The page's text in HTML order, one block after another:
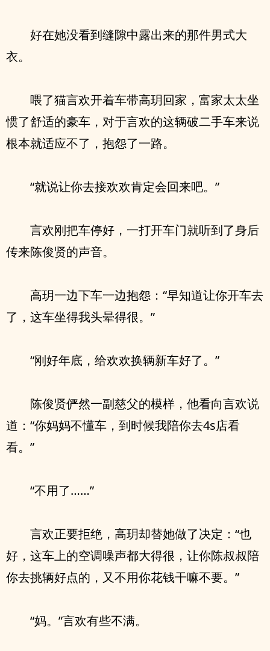
好在她没看到缝隙中露出来的那件男式大
衣。
喂了猫言欢开着车带高玥回家，富家太太坐
惯了舒适的豪车，对于言欢的这辆破二手车来说
根本就适应不了，抱怨了一路。
“就说让你去接欢欢肯定会回来吧。”
言欢刚把车停好，一打开车门就听到了身后
传来陈俊贤的声音。
高玥一边下车一边抱怨：“早知道让你开车去
了，这车坐得我头晕得很。”
“刚好年底，给欢欢换辆新车好了。”
陈俊贤俨然一副慈父的模样，他看向言欢说
道：“你妈妈不懂车，到时候我陪你去4s店看
看。”
“不用了……”
言欢正要拒绝，高玥却替她做了决定：“也
好，这车上的空调噪声都大得很，让你陈叔叔陪
你去挑辆好点的，又不用你花钱干嘛不要。”
“妈。”言欢有些不满。